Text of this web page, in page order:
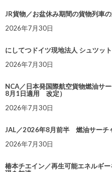
JR貨物／お盆休み期間の貨物列車
2026年7月30日
にしてつドイツ現地法人 シュツッ
2026年7月30日
NCA／日本発国際航空貨物燃油サ
8月1日適用 改定）
2026年7月30日
JAL／2026年8月前半 燃油サーチ
2026年7月30日
椿本チエイン／再生可能エネルギ